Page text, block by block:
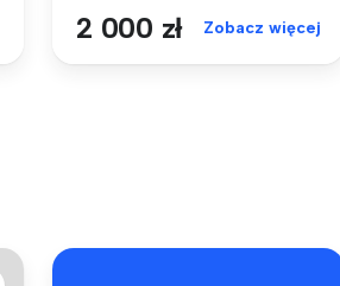
2 000 zł Zobacz więcej